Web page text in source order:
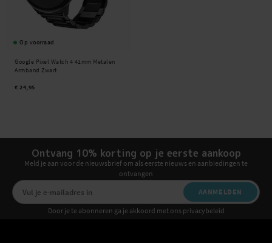
Op voorraad
Google Pixel Watch 4 41mm Metalen
Armband Zwart
€ 24,95
Ontvang 10% korting op je eerste aankoop
Meld je aan voor de nieuwsbrief om als eerste nieuws en aanbiedingen te
ontvangen
AANMELDEN
Door je te abonneren ga je akkoord met ons privacybeleid